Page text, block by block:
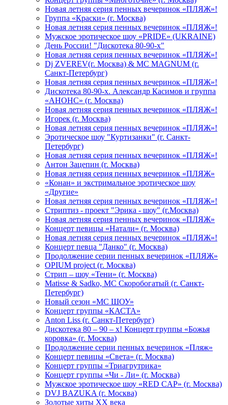
Новая летняя серия пенных вечеринок «ПЛЯЖ»!
Группа «Краски» (г. Москва)
Новая летняя серия пенных вечеринок «ПЛЯЖ»!
Мужское эротическое шоу «PRIDE» (UKRAINE)
День России! "Дискотека 80-90-х"
Новая летняя серия пенных вечеринок «ПЛЯЖ»!
Dj ZVEREV(г. Москва) & MC MAGNUM (г.
Санкт-Петербург)
Новая летняя серия пенных вечеринок «ПЛЯЖ»!
Дискотека 80-90-х. Александр Касимов и группа
«АНОНС» (г. Москва)
Новая летняя серия пенных вечеринок «ПЛЯЖ»!
Игорек (г. Москва)
Новая летняя серия пенных вечеринок «ПЛЯЖ»!
Эротическое шоу "Куртизанки" (г. Санкт-
Петербург)
Новая летняя серия пенных вечеринок «ПЛЯЖ»!
Антон Зацепин (г. Москва)
Новая летняя серия пенных вечеринок «ПЛЯЖ»
«Конан» и экстримальное эротическое шоу
«Другие»
Новая летняя серия пенных вечеринок «ПЛЯЖ»!
Стриптиз - проект "Эрика - шоу" (г.Москва)
Новая летняя серия пенных вечеринок «ПЛЯЖ»
Концерт певицы «Натали» (г. Москва)
Новая летняя серия пенных вечеринок «ПЛЯЖ»!
Концерт певца "Данко" (г. Москва)
Продолжение серии пенных вечеринок «ПЛЯЖ»
OPIUM project (г. Москва)
Стрип – шоу «Тени» (г. Москва)
Matissе & Sadko, MC Скоробогатый (г. Санкт-
Петербург)
Новый сезон «МС ШОУ»
Концерт группы «КАСТА»
Anton Liss (г. Санкт-Петербург)
Дискотека 80 – 90 – х! Концерт группы «Божья
коровка» (г. Москва)
Продолжение серии пенных вечеринок «Пляж»
Концерт певицы «Света» (г. Москва)
Концерт группы «Триагрутрика»
Концерт группы «Чи - Ли» (г. Москва)
Мужское эротическое шоу «RED CAP» (г. Москва)
DVJ BAZUKA (г. Москва)
Золотые хиты XX века